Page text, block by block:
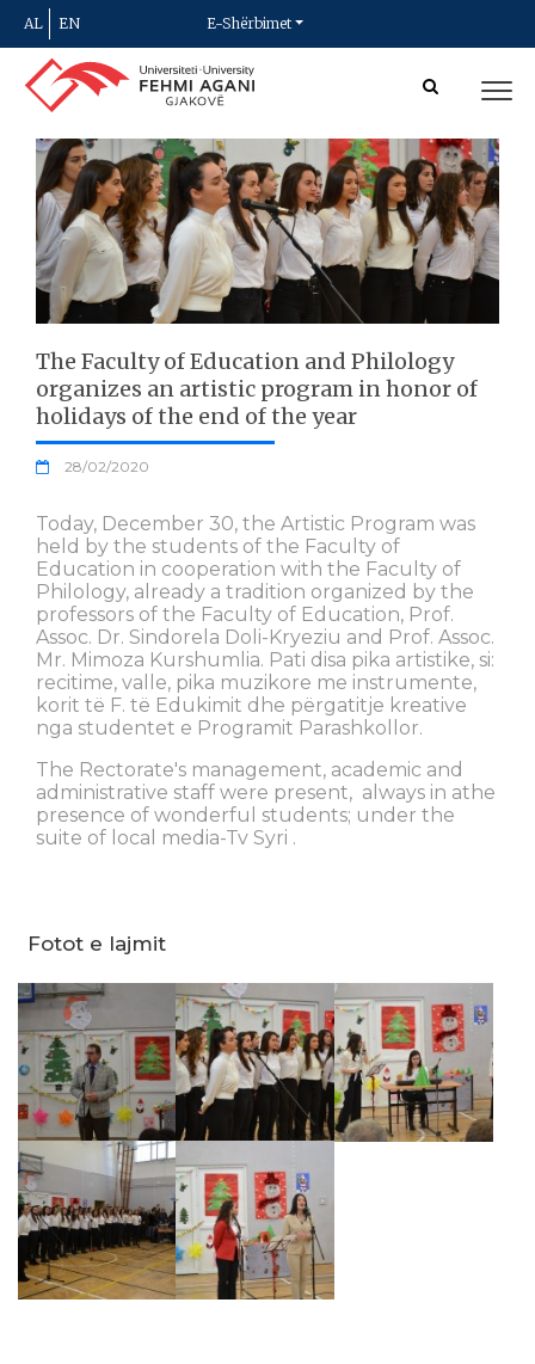
AL EN E-Shërbimet
The Faculty of Education and Philology
organizes an artistic program in honor of
holidays of the end of the year
28/02/2020
Today, December 30, the Artistic Program was
held by the students of the Faculty of
Education in cooperation with the Faculty of
Philology, already a tradition organized by the
professors of the Faculty of Education, Prof.
Assoc. Dr. Sindorela Doli-Kryeziu and Prof. Assoc.
Mr. Mimoza Kurshumlia. Pati disa pika artistike, si:
recitime, valle, pika muzikore me instrumente,
korit të F. të Edukimit dhe përgatitje kreative
nga studentet e Programit Parashkollor.
The Rectorate's management, academic and
administrative staff were present, always in athe
presence of wonderful students; under the
suite of local media-Tv Syri .
Fotot e lajmit